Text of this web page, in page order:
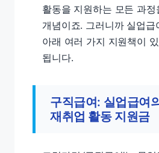
활동을 지원하는 모든 과정
개념이죠. 그러니까 실업
아래 여러 가지 지원책이
됩니다.
구직급여: 실업급여
재취업 활동 지원금